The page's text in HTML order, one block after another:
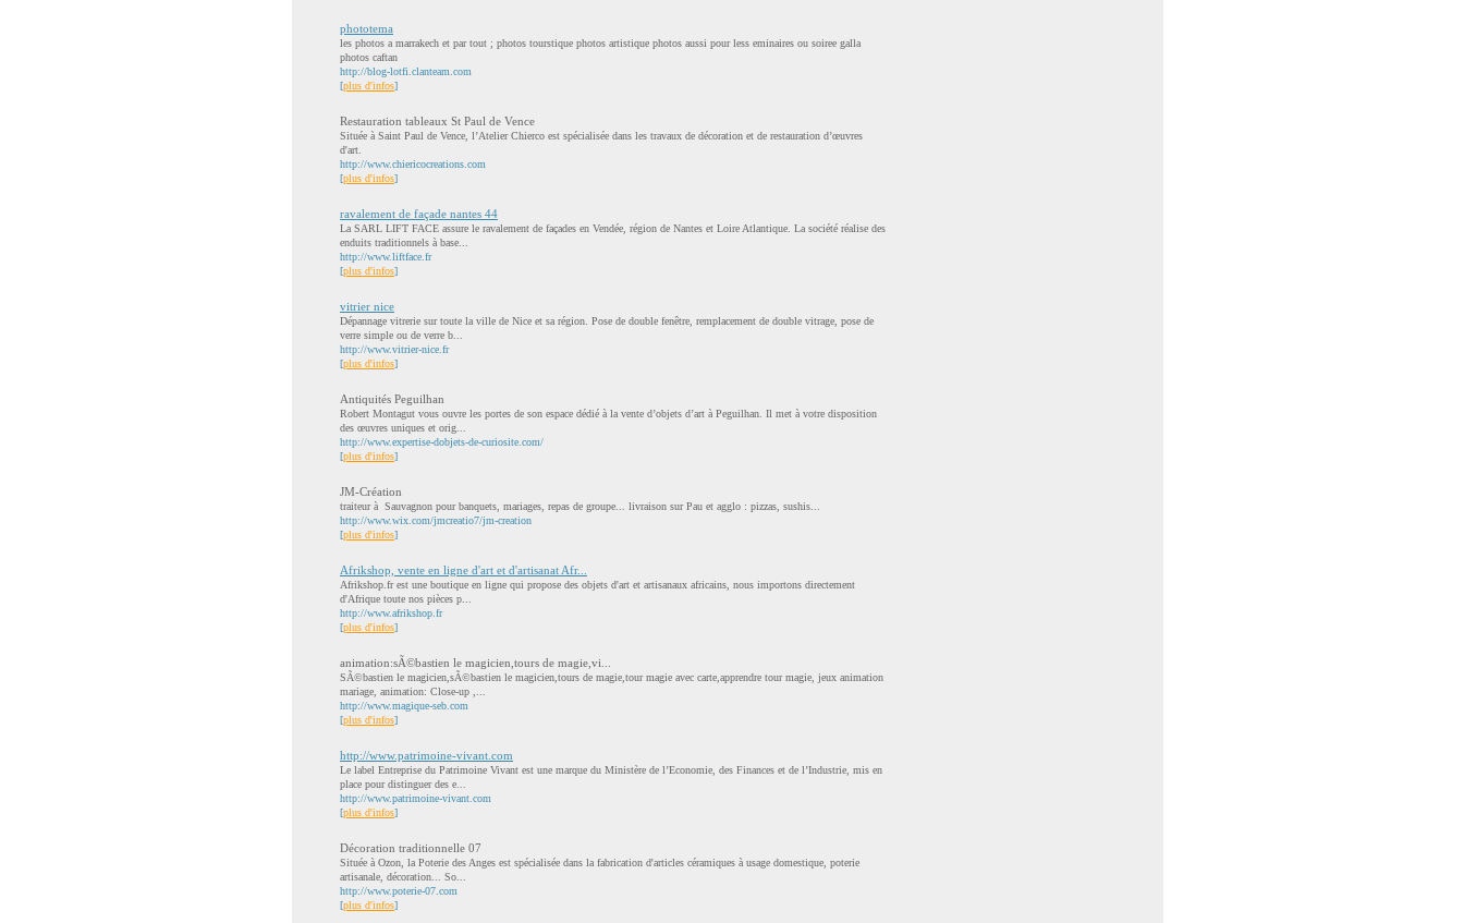
phototema
les photos a marrakech et par tout ; photos tourstique photos artistique photos aussi pour less eminaires ou soiree galla
photos caftan
http://blog-lotfi.clanteam.com
[plus d'infos]
Restauration tableaux St Paul de Vence
Située à Saint Paul de Vence, l’Atelier Chierco est spécialisée dans les travaux de décoration et de restauration d’œuvres
d'art.
http://www.chiericocreations.com
[plus d'infos]
ravalement de façade nantes 44
La SARL LIFT FACE assure le ravalement de façades en Vendée, région de Nantes et Loire Atlantique. La société réalise des
enduits traditionnels à base...
http://www.liftface.fr
[plus d'infos]
vitrier nice
Dépannage vitrerie sur toute la ville de Nice et sa région. Pose de double fenêtre, remplacement de double vitrage, pose de
verre simple ou de verre b...
http://www.vitrier-nice.fr
[plus d'infos]
Antiquités Peguilhan
Robert Montagut vous ouvre les portes de son espace dédié à la vente d’objets d’art à Peguilhan. Il met à votre disposition
des œuvres uniques et orig...
http://www.expertise-dobjets-de-curiosite.com/
[plus d'infos]
JM-Création
traiteur à Sauvagnon pour banquets, mariages, repas de groupe... livraison sur Pau et agglo : pizzas, sushis...
http://www.wix.com/jmcreatio7/jm-creation
[plus d'infos]
Afrikshop, vente en ligne d'art et d'artisanat Afr...
Afrikshop.fr est une boutique en ligne qui propose des objets d'art et artisanaux africains, nous importons directement
d'Afrique toute nos pièces p...
http://www.afrikshop.fr
[plus d'infos]
animation:sÃ©bastien le magicien,tours de magie,vi...
SÃ©bastien le magicien,sÃ©bastien le magicien,tours de magie,tour magie avec carte,apprendre tour magie, jeux animation
mariage, animation: Close-up ,...
http://www.magique-seb.com
[plus d'infos]
http://www.patrimoine-vivant.com
Le label Entreprise du Patrimoine Vivant est une marque du Ministère de l’Economie, des Finances et de l’Industrie, mis en
place pour distinguer des e...
http://www.patrimoine-vivant.com
[plus d'infos]
Décoration traditionnelle 07
Située à Ozon, la Poterie des Anges est spécialisée dans la fabrication d'articles céramiques à usage domestique, poterie
artisanale, décoration... So...
http://www.poterie-07.com
[plus d'infos]